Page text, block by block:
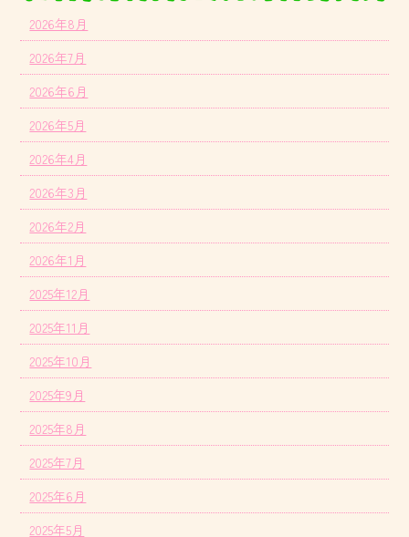
2026年8月
2026年7月
2026年6月
2026年5月
2026年4月
2026年3月
2026年2月
2026年1月
2025年12月
2025年11月
2025年10月
2025年9月
2025年8月
2025年7月
2025年6月
2025年5月